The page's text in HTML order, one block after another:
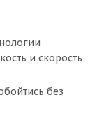
и скорость
без